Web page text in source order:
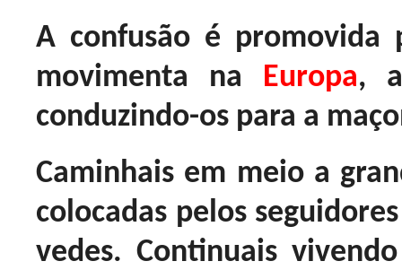
A confusão é
movimenta na Europa,
conduzindo-os para a
Caminhais em meio a
colocadas pelos
vedes. Continuais